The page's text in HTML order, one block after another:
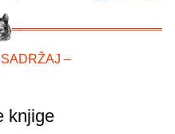
–
knjige